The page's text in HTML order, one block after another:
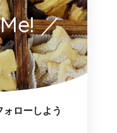
／
ローしよう